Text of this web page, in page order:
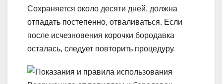
Сохраняется около десяти дней, должна
отпадать постепенно, отваливаться. Если
после исчезновения корочки бородавка
осталась, следует повторить процедуру.